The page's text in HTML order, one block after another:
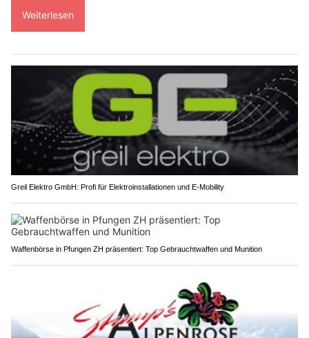
Weiterlesen
Greil Elektro GmbH: Profi für Elektroinstallationen und E-Mobility
Waffenbörse in Pfungen ZH präsentiert: Top Gebrauchtwaffen und Munition